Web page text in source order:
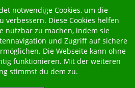
notwendige Cookies, um die
verbessern. Diese Cookies helfen
nutzbar zu machen, indem sie
und Zugriff auf sichere
Die Webseite kann ohne
funktionieren. Mit der weiteren
stimmst du dem zu.